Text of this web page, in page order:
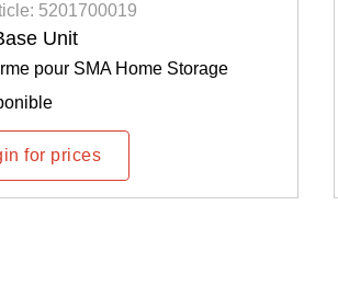
5201700019
Unit
pour SMA Home Storage
for prices